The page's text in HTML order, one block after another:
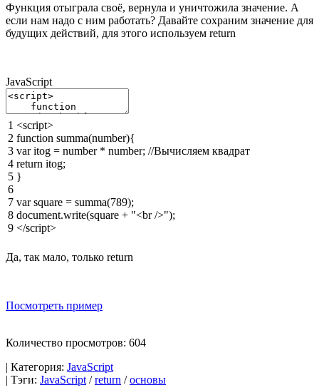
Функция отыграла своё, вернула и уничтожила значение. А
если нам надо с ним работать? Давайте сохраним значение для
будущих действий, для этого используем return
JavaScript
1
2
3
4
5
6
7
8
9
<script>
function summa(number){
var itog = number * number; //Вычисляем квадрат
return itog;
}
var square = summa(789);
document.write(square + "<br />");
</script>
Да, так мало, только return
Посмотреть пример
Количество просмотров: 604
| Категория: JavaScript
| Тэги: JavaScript /return /основы